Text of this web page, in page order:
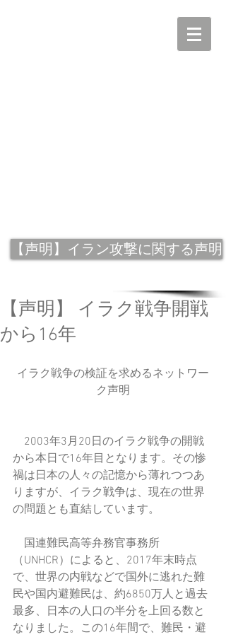
【声明】イラン攻撃に関する声明
【声明】 イラク戦争開戦
から16年
イラク戦争の検証を求めるネットワー
ク声明
2003年3月20日のイラク戦争の開戦
から本日で16年目となります。その惨
禍は日本の人々の記憶から薄れつつあ
りますが、イラク戦争は、現在の世界
の問題とも直結しています。
国連難民高等弁務官事務所
（UNHCR）によると、2017年末時点
で、世界の内戦などで国外に逃れた難
民や国内避難民は、約6850万人と過去
最多、日本の人口の半分を上回る数と
なりました。この16年間で、難民・避